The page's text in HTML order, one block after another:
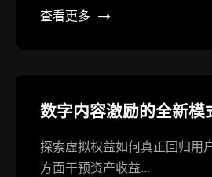
查看更多
数字内容激励的全新模
探索虚拟权益如何真正回归用
方面干预资产收益...